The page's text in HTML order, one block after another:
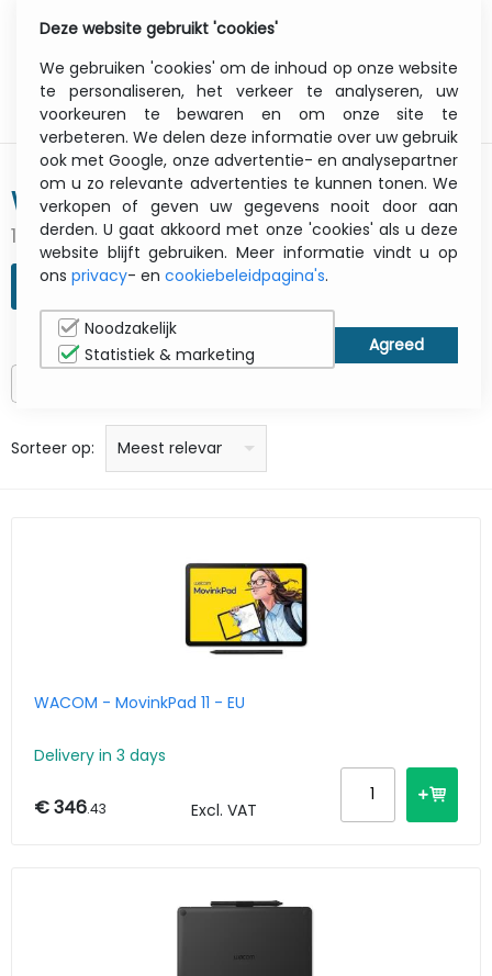
WACOM
115 gevonden resultaten
ZOEKOPDRACHT VERFIJNEN
Sorteer op: prijs: laag naar hoog
prijs: Hoog naar laag
Alfabetisch: A - Z
Alfabetisch: Z - A
Fabricant
Meest relevant
WACOM - MovinkPad 11 - EU
Delivery in 3 days
€ 346.43 Excl. VAT
Deze website gebruikt 'cookies'
We gebruiken 'cookies' om de inhoud op onze website
te personaliseren, het verkeer te analyseren, uw
voorkeuren te bewaren en om onze site te
verbeteren. We delen deze informatie over uw gebruik
ook met Google, onze advertentie- en analysepartner
om u zo relevante advertenties te kunnen tonen. We
verkopen of geven uw gegevens nooit door aan
derden. U gaat akkoord met onze 'cookies' als u deze
website blijft gebruiken. Meer informatie vindt u op
ons privacy- en cookiebeleidpagina's.
Noodzakelijk
Statistiek & marketing